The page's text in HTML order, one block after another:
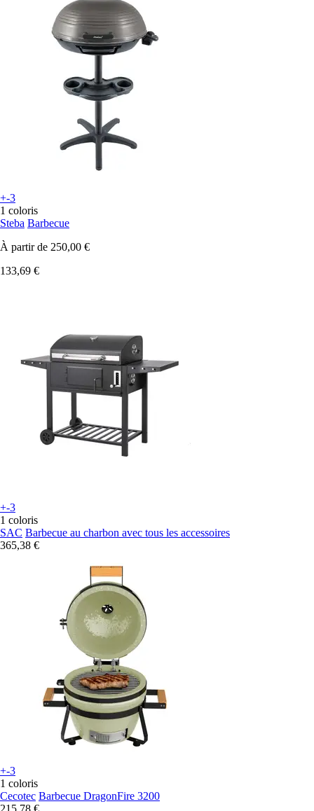
+-3
1 coloris
Steba Barbecue
À partir de 250,00 €
133,69 €
+-3
1 coloris
SAC Barbecue au charbon avec tous les accessoires
365,38 €
+-3
1 coloris
Cecotec Barbecue DragonFire 3200
215,78 €